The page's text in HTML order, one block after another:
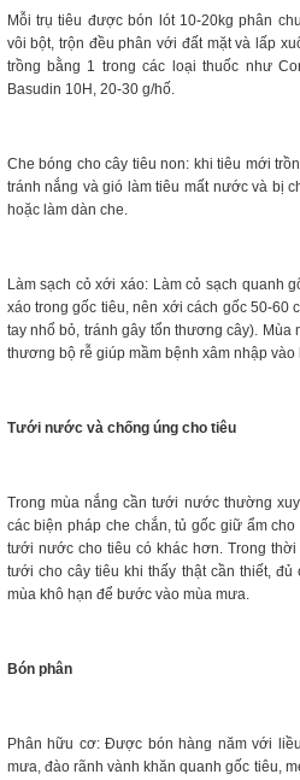
Mỗi trụ tiêu được bón lót 10-20kg phân
vôi bột, trộn đều phân với đất mặt và lấp
trồng bằng 1 trong các loại thuốc như
Basudin 10H, 20-30 g/hố.
Che bóng cho cây tiêu non: khi tiêu mới
tránh nắng và gió làm tiêu mất nước và bị
hoặc làm dàn che.
Làm sạch cỏ xới xáo: Làm cỏ sạch quanh
xáo trong gốc tiêu, nên xới cách gốc 50-60
tay nhổ bỏ, tránh gây tổn thương cây).
thương bộ rễ giúp mầm bệnh xâm nhập
Tưới nước và chống úng cho tiêu
Trong mùa nắng cần tưới nước thường
các biện pháp che chắn, tủ gốc giữ ẩm
tưới nước cho tiêu có khác hơn. Trong
tưới cho cây tiêu khi thấy thật cần thiết,
mùa khô hạn để bước vào mùa mưa.
Bón phân
Phân hữu cơ: Được bón hàng năm với
mưa, đào rãnh vành khăn quanh gốc tiêu,